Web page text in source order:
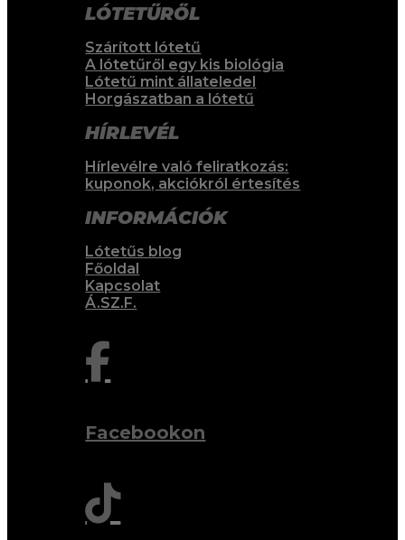
LÓTETŰRŐL
Szárított lótetű
A lótetűről egy kis biológia
Lótetű mint állateledel
Horgászatban a lótetű
HÍRLEVÉL
Hírlevélre való feliratkozás:
kuponok, akciókról értesítés
INFORMÁCIÓK
Lótetűs blog
Főoldal
Kapcsolat
Á.SZ.F.

Facebookon
